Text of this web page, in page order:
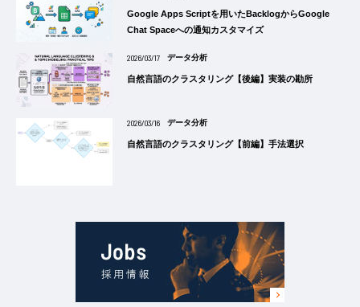
Google Apps Scriptを用いたBacklogからGoogle
Chat Spaceへの通知カスタマイズ
2026/03/17 データ分析
自然言語のクラスタリング【後編】実装の勘所
2026/03/16 データ分析
自然言語のクラスタリング【前編】手法選択